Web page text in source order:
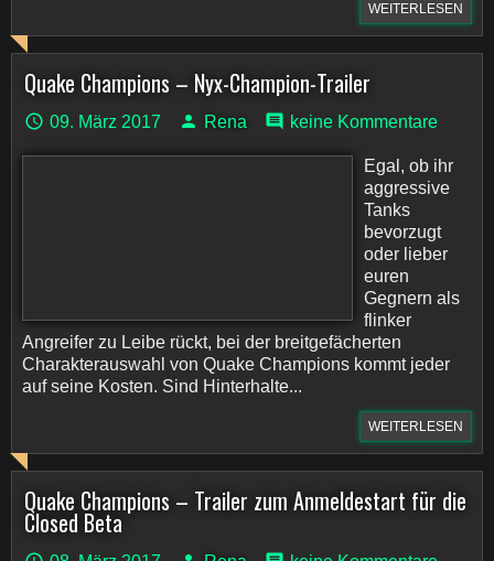
WEITERLESEN
Quake Champions – Nyx-Champion-Trailer
09. März 2017 Rena keine Kommentare
Egal, ob ihr
aggressive
Tanks
bevorzugt
oder lieber
euren
Gegnern als
flinker
Angreifer zu Leibe rückt, bei der breitgefächerten
Charakterauswahl von Quake Champions kommt jeder
auf seine Kosten. Sind Hinterhalte...
WEITERLESEN
Quake Champions – Trailer zum Anmeldestart für die
Closed Beta